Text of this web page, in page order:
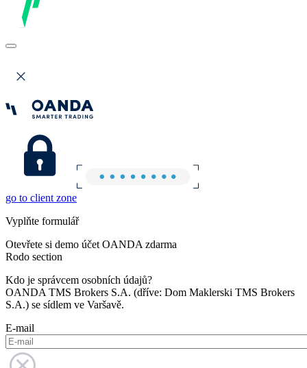
go to client zone
Vyplňte formulář
Otevřete si demo účet OANDA zdarma
Rodo section
Kdo je správcem osobních údajů?
OANDA TMS Brokers S.A. (dříve: Dom Maklerski TMS Brokers
S.A.) se sídlem ve Varšavě.
E-mail